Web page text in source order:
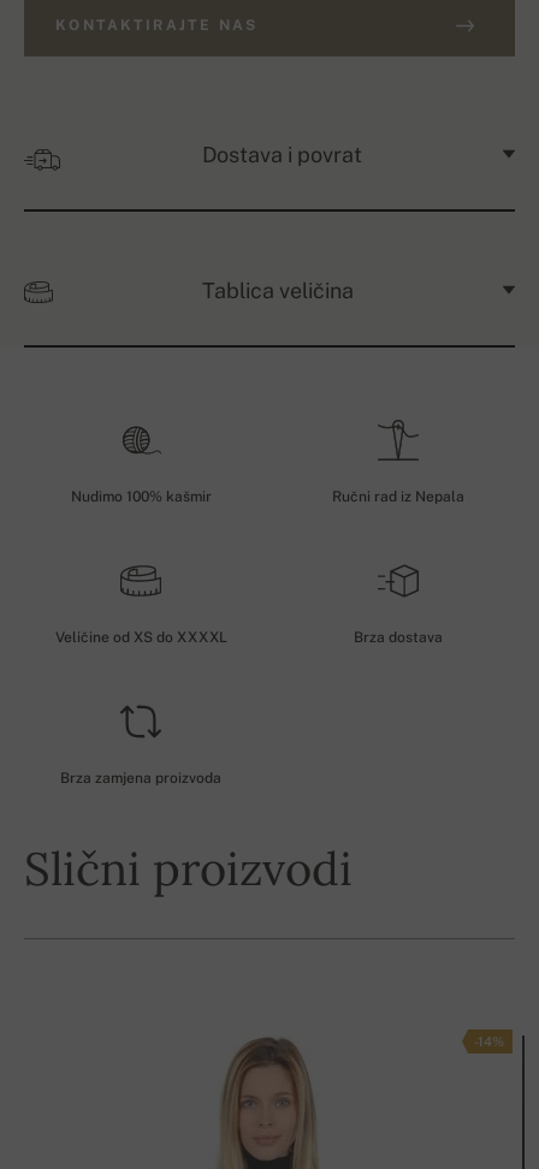
KONTAKTIRAJTE NAS
Dostava i povrat
Tablica veličina
Nudimo 100% kašmir Ručni rad iz Nepala
Veličine od XS do XXXXL Brza dostava
Brza zamjena proizvoda
Slični proizvodi
-14%